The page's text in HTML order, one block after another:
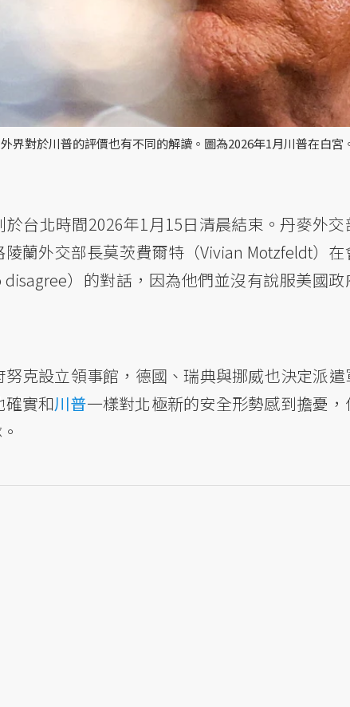
界對於川普的評價也有不同的解讀。圖為2026年1月川普在白宮
台北時間2026年1月15日清晨結束。丹麥外交
蘭外交部長莫茨費爾特（Vivian Motzfeldt）在
）的對話，因為他們並沒有說服美國政
克設立領事館，德國、瑞典與挪威也決定派遣
實和川普一樣對北極新的安全形勢感到擔憂，